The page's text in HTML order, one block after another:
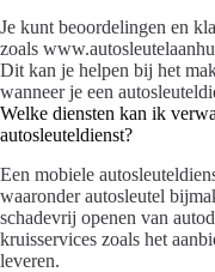
Je kunt beoordelingen en
zoals
Dit kan je helpen bij het
wanneer je een
Welke diensten kan ik
autosleuteldienst?
Een mobiele
waaronder autosleutel
schadevrij openen van
kruisservices zoals het
leveren.